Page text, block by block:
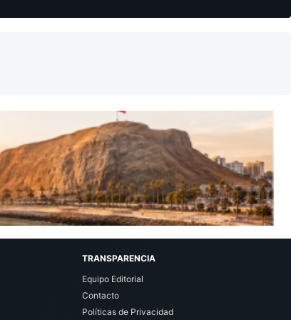
TRANSPARENCIA
Equipo Editorial
Contacto
Políticas de Privacidad